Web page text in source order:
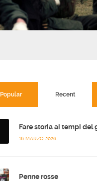
Popular Recent
16 MARZO 2026
Penne rosse